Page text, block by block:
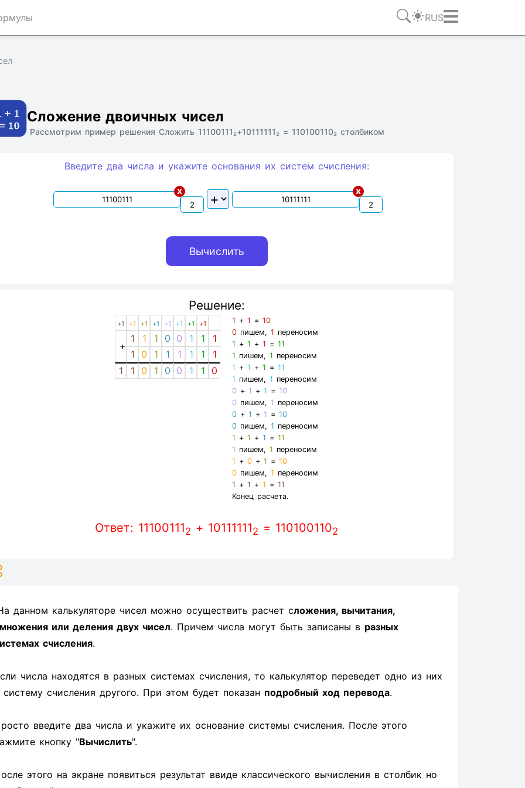
RUS
Сложение двоичных чисел
Рассмотрим пример решения Сложить 11100111₂+10111111₂ = 110100110₂ столбиком
Введите два числа и укажите основания их систем счиcления:
x x
Решение:
+1 +1 +1 +1 +1 +1 +1 +1
+
1 1 1 0 0 1 1
1
1
0 1 1 1 1 1
1
1
1 0 1 0 0 1 1 0
1 +1 =10
0 пишем,1 переносим
1 +1 +1 =11
1 пишем,1 переносим
1 +1 +1 =11
1 пишем,1 переносим
0 + 1 +1 = 10
0 пишем, 1 переносим
0 +1 + 1 =10
0 пишем,1 переносим
1 +1 +1 =11
1 пишем,1 переносим
1 +0 +1 =10
0 пишем,1 переносим
1 +1 +1 =11
Конец расчета.
Ответ: 111001112 + 101111112 = 1101001102
данном калькуляторе чисел можно осуществить расчет сложения, вычитания,
или деления двух чисел. Причем числа могут быть записаны в разных
счисления.
числа находятся в разных системах счисления, то калькулятор переведет одно из них
систему счисления другого. При этом будет показан подробный ход перевода.
введите два числа и укажите их основание системы счисления. После этого
кнопку "Вычислить".
этого на экране появиться результат ввиде классического вычисления в столбик но